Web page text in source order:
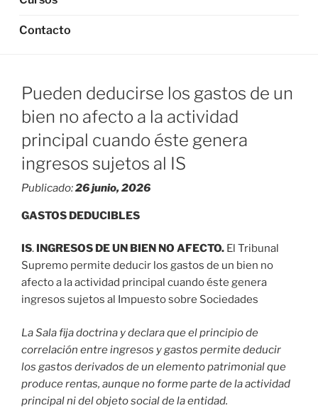
Contacto
Pueden deducirse los gastos de un
bien no afecto a la actividad
principal cuando éste genera
ingresos sujetos al IS
Publicado:26 junio, 2026
GASTOS DEDUCIBLES
IS. INGRESOS DE UN BIEN NO AFECTO. El Tribunal
Supremo permite deducir los gastos de un bien no
afecto a la actividad principal cuando éste genera
ingresos sujetos al Impuesto sobre Sociedades
La Sala fija doctrina y declara que el principio de
correlación entre ingresos y gastos permite deducir
los gastos derivados de un elemento patrimonial que
produce rentas, aunque no forme parte de la actividad
principal ni del objeto social de la entidad.